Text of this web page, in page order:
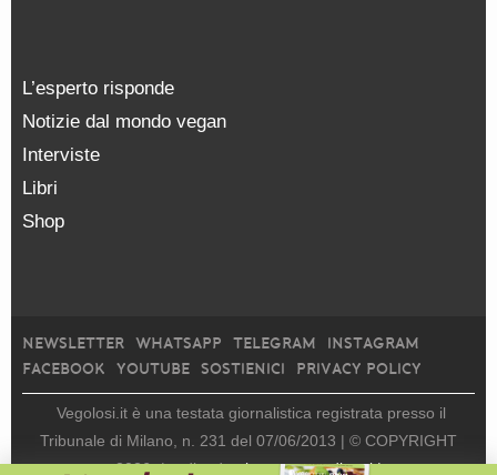
L’esperto risponde
Notizie dal mondo vegan
Interviste
Libri
Shop
NEWSLETTER WHATSAPP TELEGRAM
INSTAGRAM
FACEBOOK
YOUTUBE SOSTIENICI PRIVACY POLICY
Vegolosi.it è una testata giornalistica registrata presso il
Tribunale di Milano, n. 231 del 07/06/2013 | © COPYRIGHT
2026 | edito da viceversa media srl |